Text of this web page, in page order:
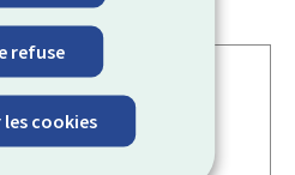
refuse
les cookies